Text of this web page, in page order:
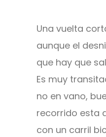
Una vuelta
aunque el
que hay que
Es muy
no en vano,
recorrido esta
con un carril